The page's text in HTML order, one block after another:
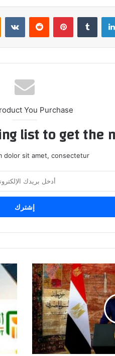
لينكدإن بينتيريست
You Purchase
list to get the
dolor sit amet, consectetur.